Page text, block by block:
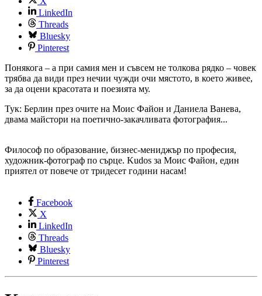
LinkedIn
Threads
Bluesky
Pinterest
Понякога – а при самия мен и съвсем не толкова рядко – човек
трябва да види през нечии чужди очи мястото, в което живее,
за да оцени красотата и поезията му.
Тук: Берлин през очите на Моис Файон и Даниела Ванева,
двама майстори на поетично-закачливата фотография...
Философ по образование, бизнес-мениджър по професия,
художник-фотограф по сърце. Kudos за Моис Файон, един
приятел от повече от тридесет години насам!
Facebook
X
LinkedIn
Threads
Bluesky
Pinterest